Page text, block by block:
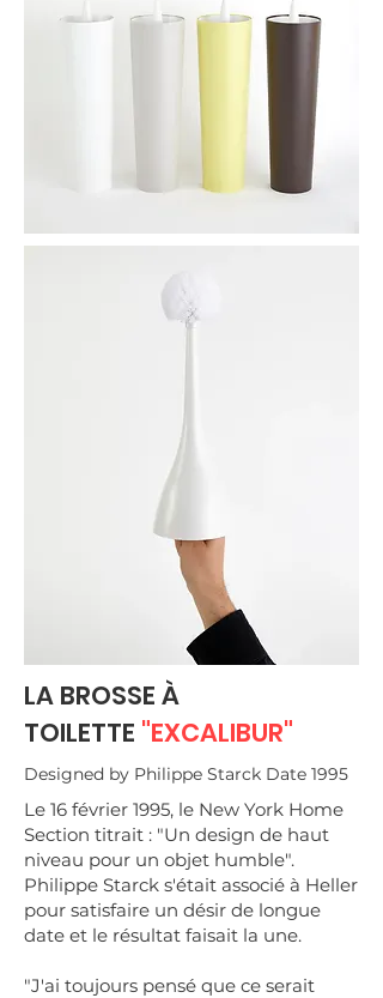
LA BROSSE À
TOILETTE "EXCALIBUR"
Designed by Philippe Starck Date 1995
Le 16 février 1995, le New York Home
Section titrait : "Un design de haut
niveau pour un objet humble".
Philippe Starck s'était associé à Heller
pour satisfaire un désir de longue
date et le résultat faisait la une.
"J'ai toujours pensé que ce serait